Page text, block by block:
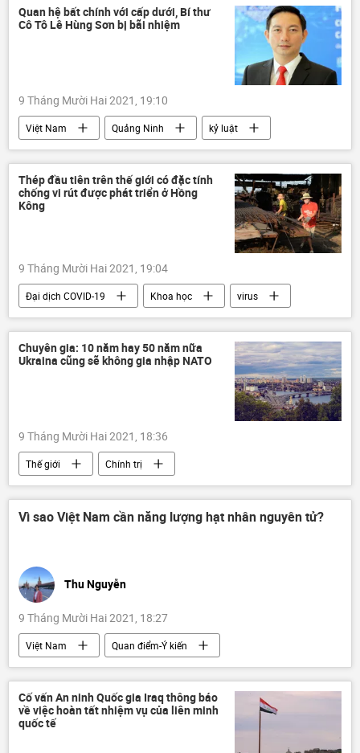
Campuchia
Tác giả
Quan hệ bất chính với cấp dưới, Bí thư
Cô Tô Lê Hùng Sơn bị bãi nhiệm
9 Tháng Mười Hai 2021, 19:10
Việt Nam Quảng Ninh
kỷ luật
Pháp luật
Thép đầu tiên trên thế giới có đặc tính
chống vi rút được phát triển ở Hồng
Kông
9 Tháng Mười Hai 2021, 19:04
Đại dịch COVID-19 Khoa học
virus
Hồng Kông
thép
Chuyên gia: 10 năm hay 50 năm nữa
Ukraina cũng sẽ không gia nhập NATO
9 Tháng Mười Hai 2021, 18:36
Thế giới
Chính trị
Quan điểm-Ý kiến
NATO
Ukraina
chuyên gia
Vì sao Việt Nam cần năng lượng hạt nhân nguyên tử?
Thu Nguyễn
9 Tháng Mười Hai 2021, 18:27
Việt Nam
Quan điểm-Ý kiến
Khoa học
năng lượng hạt nhân
nhà máy điện hạt nhân
Tác giả
Cố vấn An ninh Quốc gia Iraq thông báo
về việc hoàn tất nhiệm vụ của liên minh
quốc tế